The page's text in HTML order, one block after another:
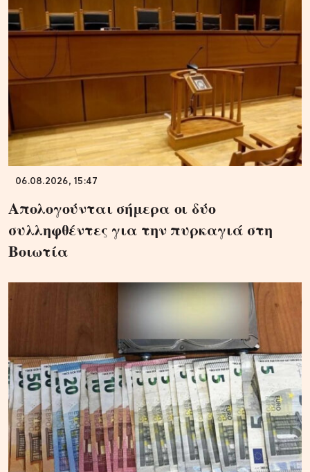
06.08.2026, 15:47
Απολογούνται σήμερα οι δύο
συλληφθέντες για την πυρκαγιά στη
Βοιωτία